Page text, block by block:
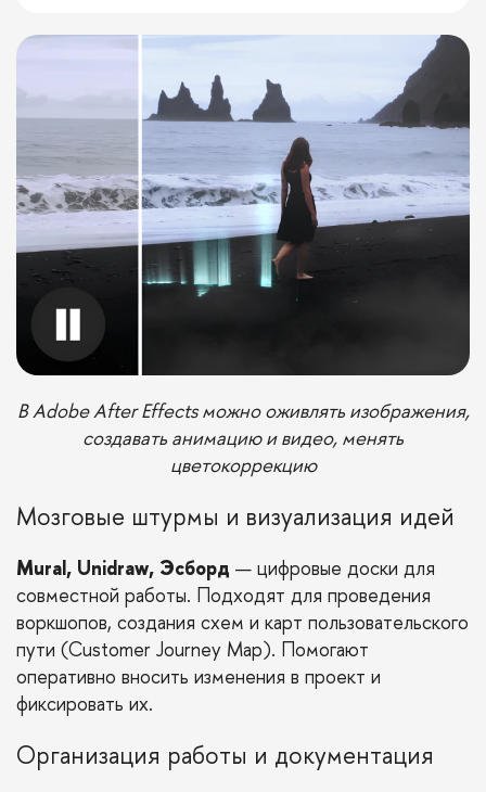
В Adobe After Effects можно оживлять изображения,
создавать анимацию и видео, менять
цветокоррекцию
Мозговые штурмы и визуализация идей
Mural, Unidraw, Эсборд — цифровые доски для
совместной работы. Подходят для проведения
воркшопов, создания схем и карт пользовательского
пути (Customer Journey Map). Помогают
оперативно вносить изменения в проект и
фиксировать их.
Организация работы и документация